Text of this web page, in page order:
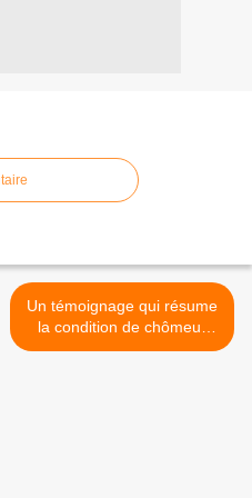
Un témoignage qui résume
la condition de chômeur
dans un pays qui a perdu